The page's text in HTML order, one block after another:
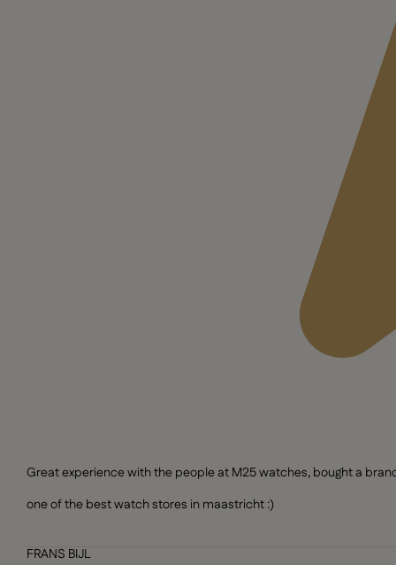
Great experience with the people at M25 watches, bought a
one of the best watch stores in maastricht :)
FRANS BIJL